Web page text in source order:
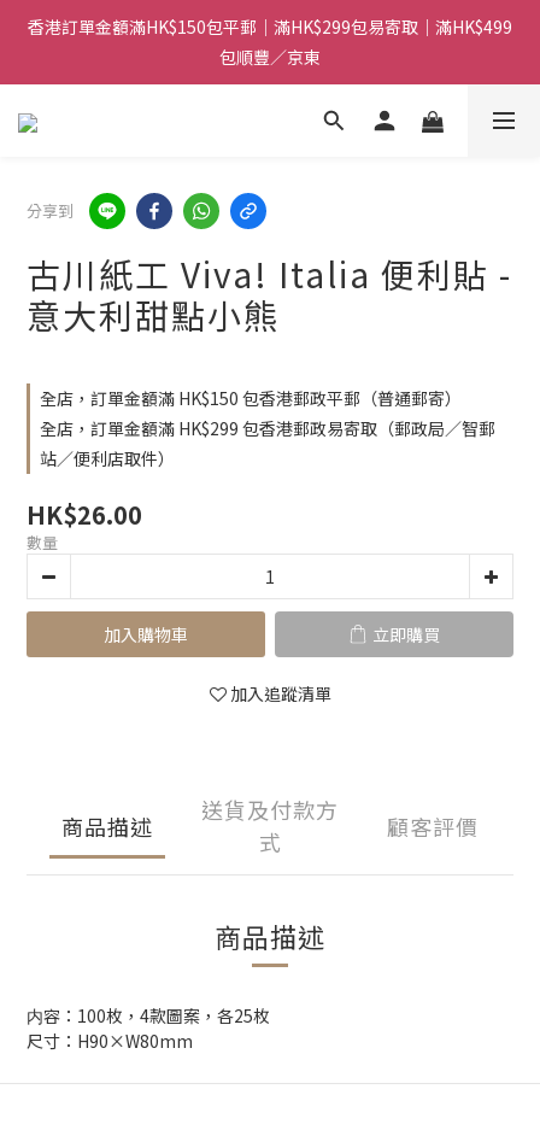
香港訂單金額滿HK$150包平郵｜滿HK$299包易寄取｜滿HK$499
包順豐／京東
香港訂單金額滿HK$150包平郵｜滿HK$299包易寄取｜滿HK$499
包順豐／京東
【網店限定！】指定清貨商品每消費HK$100即享購物金HK$50回
香港訂單金額滿HK$150包平郵｜滿HK$299包易寄取｜滿HK$499
包順豐／京東
分享到
古川紙工 Viva! Italia 便利貼 -
意大利甜點小熊
全店，訂單金額滿 HK$150 包香港郵政平郵（普通郵寄）
全店，訂單金額滿 HK$299 包香港郵政易寄取（郵政局／智郵
站／便利店取件）
HK$26.00
數量
加入購物車 立即購買
加入追蹤清單
商品描述
送貨及付款方
式
顧客評價
商品描述
内容： 100枚，4款圖案，各25枚
尺寸： H90×W80mm